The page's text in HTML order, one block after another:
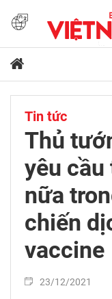
Tin tức
Thủ
yêu
nữa
chiến
vaccine
23/12/2021